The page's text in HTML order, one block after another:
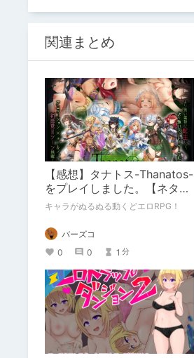
関連まとめ
【感想】タナトス-Thanatos-
をプレイしました。【ネタバ
レ注意】
キャラがぬるぬる動くどエロRPG！
バーズコ
0
0 1 分